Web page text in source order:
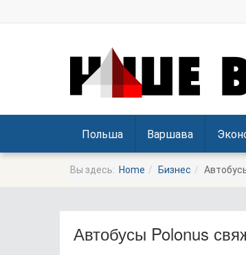
Польша Варшава
Вы здесь: Home Бизнес
Автобусы Polonus